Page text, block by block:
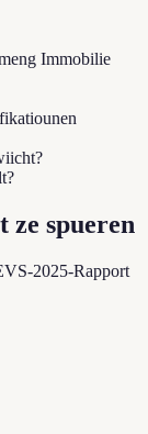
Immobilie
spueren
2025-Rapport